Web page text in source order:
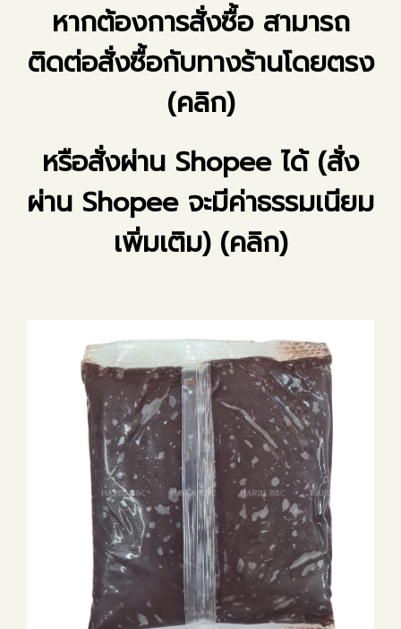
หากต้องการสั่งซื้อ สามารถ
ติดต่อสั่งซื้อกับทางร้านโดยตรง
(คลิก)
หรือสั่งผ่าน Shopee ได้ (สั่ง
ผ่าน Shopee จะมีค่าธรรมเนียม
เพิ่มเติม) (คลิก)